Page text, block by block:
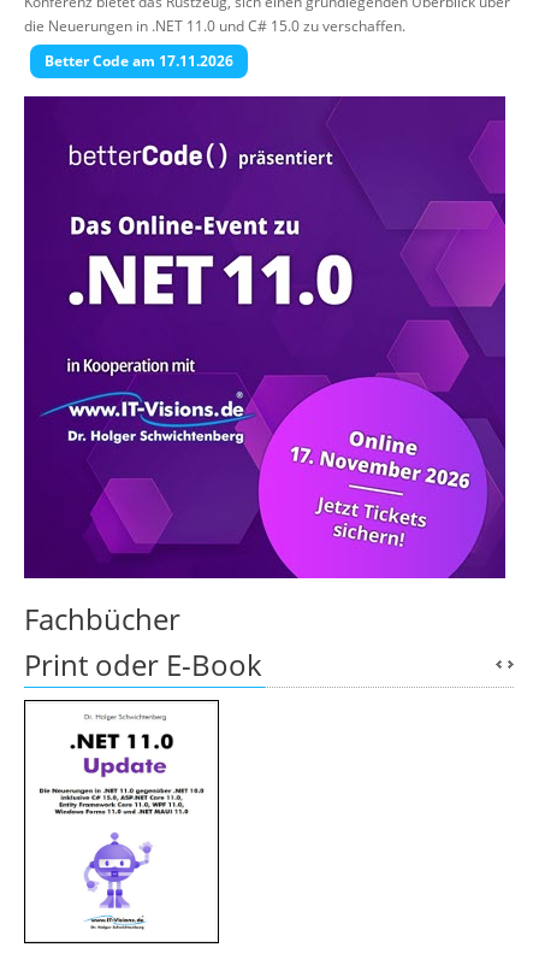
die Neuerungen in .NET 11.0 und C# 15.0 zu verschaffen.
Better Code am 17.11.2026
Fachbücher
Print oder E-Book